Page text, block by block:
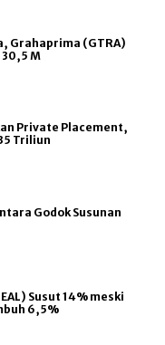
Grahaprima (GTRA)
M
Private Placement,
Triliun
Godok Susunan
Susut 14% meski
6,5%